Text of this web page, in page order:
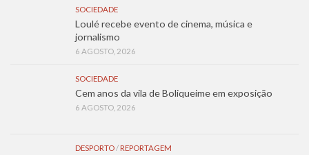
SOCIEDADE
Loulé recebe evento de cinema, música e
jornalismo
6 AGOSTO, 2026
SOCIEDADE
Cem anos da vila de Boliqueime em exposição
6 AGOSTO, 2026
DESPORTO / REPORTAGEM